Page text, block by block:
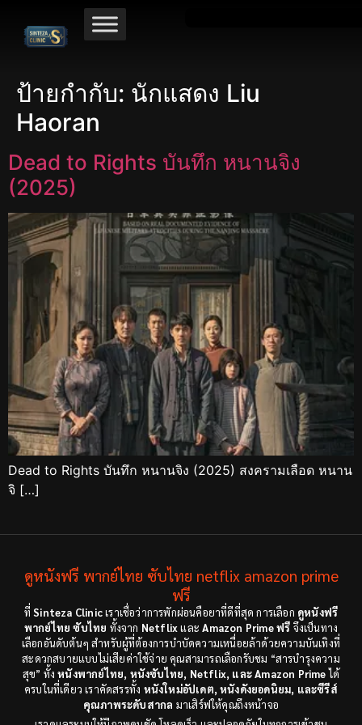
ป้ายกำกับ: นักแสดง Liu
Haoran
Dead to Rights บันทึก หนานจิง
(2025)
Dead to Rights บันทึก หนานจิง (2025) สงครามเลือด หนาน
จิ […]
ดูหนังฟรี พากย์ไทย ซับไทย netflix amazon prime
ฟรี
ที่Sinteza Clinicเราเชื่อว่าการพักผ่อนคือยาที่ดีที่สุด การเลือก ดูหนังฟรี
พากย์ไทย ซับไทย ทั้งจาก NetflixและAmazon Prime ฟรี จึงเป็นทาง
เลือกอันดับต้นๆ สำหรับผู้ที่ต้องการบำบัดความเหนื่อยล้าด้วยความบันเทิงที่
สะดวกสบายแบบไม่เสียค่าใช้จ่าย คุณสามารถเลือกรับชม “สารบำรุงความ
สุข” ทั้งหนังพากย์ไทย, หนังซับไทย, Netflix, และ Amazon Primeได้
ครบในที่เดียว เราคัดสรรทั้ง หนังใหม่อัปเดต, หนังดังยอดนิยม, และซีรีส์
คุณภาพระดับสากล มาเสิร์ฟให้คุณถึงหน้าจอ